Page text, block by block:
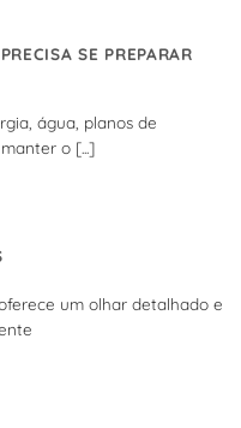
SE PREPARAR
água, planos de
o [...]
um olhar detalhado e